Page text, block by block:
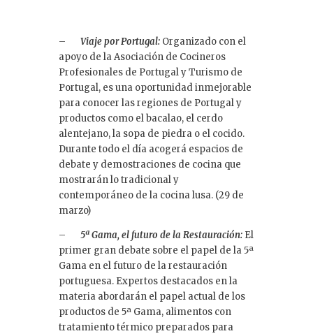
– Viaje por Portugal: Organizado con el
apoyo de la Asociación de Cocineros
Profesionales de Portugal y Turismo de
Portugal, es una oportunidad inmejorable
para conocer las regiones de Portugal y
productos como el bacalao, el cerdo
alentejano, la sopa de piedra o el cocido.
Durante todo el día acogerá espacios de
debate y demostraciones de cocina que
mostrarán lo tradicional y
contemporáneo de la cocina lusa. (29 de
marzo)
– 5ª Gama, el futuro de la Restauración: El
primer gran debate sobre el papel de la 5ª
Gama en el futuro de la restauración
portuguesa. Expertos destacados en la
materia abordarán el papel actual de los
productos de 5ª Gama, alimentos con
tratamiento térmico preparados para